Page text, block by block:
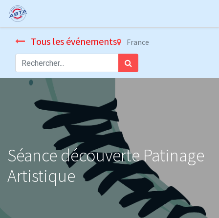
Tous les événements France
Séance découverte Patinage
Artistique